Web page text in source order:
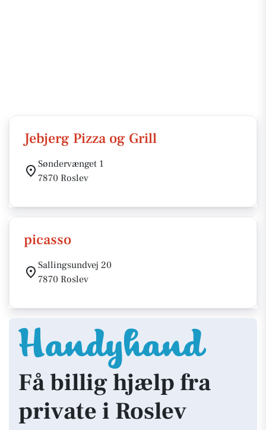
Jebjerg Pizza og Grill
Søndervænget 1
7870 Roslev
picasso
Sallingsundvej 20
7870 Roslev
Få billig hjælp fra
private i Roslev